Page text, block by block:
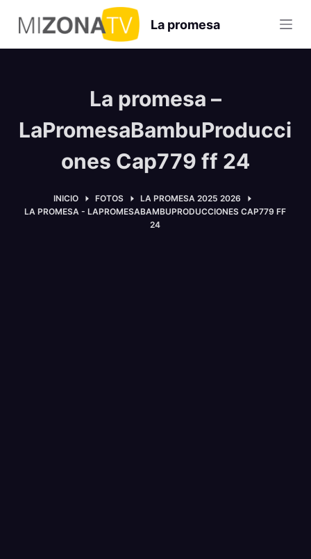
S
a
l
La promesa
La promesa –
LaPromesaBambuProducci
ones Cap779 ff 24
INICIO FOTOS
LA PROMESA 2025 2026
LA PROMESA - LAPROMESABAMBUPRODUCCIONES CAP779 FF
24